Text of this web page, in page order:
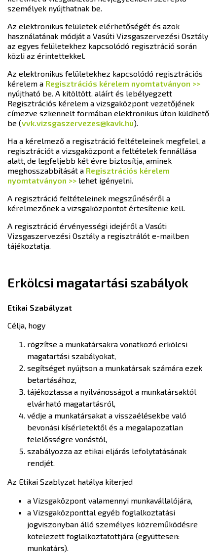
személyek nyújthatnak be.
Az elektronikus felületek elérhetőségét és azok
használatának módját a Vasúti Vizsgaszervezési Osztály
az egyes felületekhez kapcsolódó regisztráció során
közli az érintettekkel.
Az elektronikus felületekhez kapcsolódó regisztrációs
kérelem a Regisztrációs kérelem nyomtatványon >>
nyújtható be. A kitöltött, aláírt és lebélyegzett
Regisztrációs kérelem a vizsgaközpont vezetőjének
címezve szkennelt formában elektronikus úton küldhető
be (vvk.vizsgaszervezes@kavk.hu).
Ha a kérelmező a regisztráció feltételeinek megfelel, a
regisztrációt a vizsgaközpont a feltételek fennállása
alatt, de legfeljebb két évre biztosítja, aminek
meghosszabbítását a Regisztrációs kérelem
nyomtatványon >> lehet igényelni.
A regisztráció feltételeinek megszűnéséről a
kérelmezőnek a vizsgaközpontot értesítenie kell.
A regisztráció érvényességi idejéről a Vasúti
Vizsgaszervezési Osztály a regisztrálót e-mailben
tájékoztatja.
Erkölcsi magatartási szabályok
Etikai Szabályzat
Célja, hogy
rögzítse a munkatársakra vonatkozó erkölcsi
magatartási szabályokat,
segítséget nyújtson a munkatársak számára ezek
betartásához,
tájékoztassa a nyilvánosságot a munkatársaktól
elvárható magatartásról,
védje a munkatársakat a visszaélésekbe való
bevonási kísérletektől és a megalapozatlan
felelősségre vonástól,
szabályozza az etikai eljárás lefolytatásának
rendjét.
Az Etikai Szablyzat hatálya kiterjed
a Vizsgaközpont valamennyi munkavállalójára,
a Vizsgaközponttal egyéb foglalkoztatási
jogviszonyban álló személyes közreműködésre
kötelezett foglalkoztatottjára (együttesen:
munkatárs).